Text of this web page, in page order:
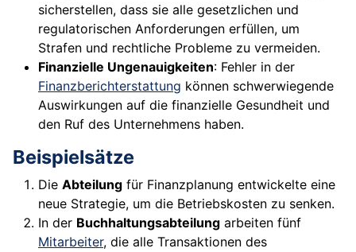
sicherstellen, dass sie alle gesetzlichen und
regulatorischen Anforderungen erfüllen, um
Strafen und rechtliche Probleme zu vermeiden.
Finanzielle Ungenauigkeiten: Fehler in der
Finanzberichterstattung können schwerwiegende
Auswirkungen auf die finanzielle Gesundheit und
den Ruf des Unternehmens haben.
Beispielsätze
Die Abteilung für Finanzplanung entwickelte eine
neue Strategie, um die Betriebskosten zu senken.
In der Buchhaltungsabteilung arbeiten fünf
Mitarbeiter, die alle Transaktionen des